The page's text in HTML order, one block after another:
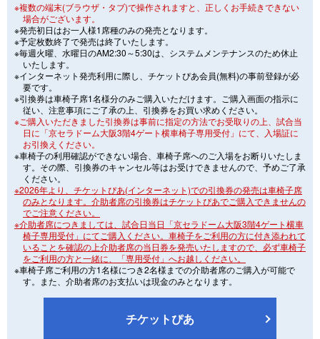
※複数の端末(ブラウザ・タブ)で操作されますと、正しくお手続きできない
場合がございます。
※発売初日はお一人様1席種のみの発売となります。
※予定枚数終了で発売は終了いたします。
※毎週火曜、水曜日のAM2:30～5:30は、システムメンテナンスのため休止
いたします。
※インターネット発売利用に際し、チケットぴあ会員(無料)の事前登録が必
要です。
※引換券は車椅子席1名様分のみご購入いただけます。ご購入画面の指示に
従い、注意事項にご了承の上、引換券をお買い求めください。
※ご購入いただきました引換券は事前に指定の方法でお受取りの上、試合当
日に「京セラドーム大阪3階4ゲート横車椅子専用受付」にて、入場証に
お引換えください。
※車椅子の利用確認ができない場合、車椅子席へのご入場をお断りいたしま
す。その際、引換券のキャンセル等はお受けできませんので、予めご了承
ください。
※2026年より、チケットぴあ(インターネット)での引換券の発売は車椅子席
のみとなります。介助者席の引換券はチケットぴあでご購入できませんの
でご注意ください。
※介助者席につきましては、試合日当日「京セラドーム大阪3階4ゲート横車
椅子専用受付」にてご購入ください。車椅子をご利用の方に付き添われて
いることを確認の上介助者席の当日券を発売いたしますので、必ず車椅子
をご利用の方と一緒に、「専用受付」へお越しください。
※車椅子席ご利用の方1名様につき2名様までの介助者席のご購入が可能で
す。また、介助者席のお支払いは現金のみとなります。
チケットぴあ